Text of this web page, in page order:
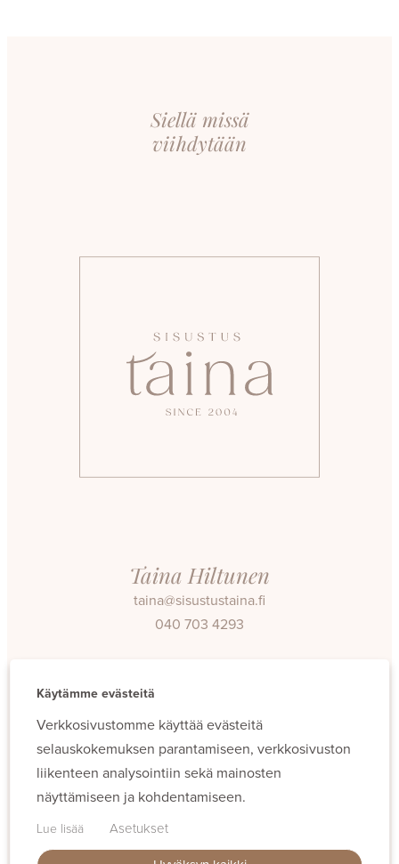
Siellä missä
viihdytään
Taina Hiltunen
taina@sisustustaina.fi
040 703 4293
Käytämme evästeitä
Verkkosivustomme käyttää evästeitä
selauskokemuksen parantamiseen, verkkosivuston
liikenteen analysointiin sekä mainosten
näyttämiseen ja kohdentamiseen.
Lue lisää
Asetukset